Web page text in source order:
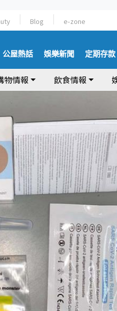
Blog e-zone
公屋熱話 娛樂新聞 定期存款
物情報 飲食情報